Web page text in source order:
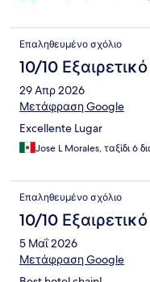
Επαληθευμένο σχόλιο
10/10 Εξαιρετικό
29 Απρ 2026
Μετάφραση Google
Excellente Lugar
Jose L Morales, ταξίδι 6
Επαληθευμένο σχόλιο
10/10 Εξαιρετικό
5 Μαΐ 2026
Μετάφραση Google